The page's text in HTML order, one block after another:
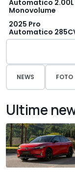
Automatico 2.00L
Monovolume
2025 Pro
Automatico
NEWS FOTO
Ultime